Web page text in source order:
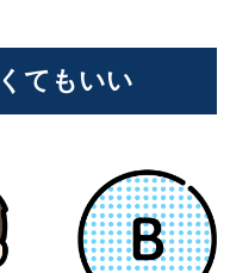
てもいい